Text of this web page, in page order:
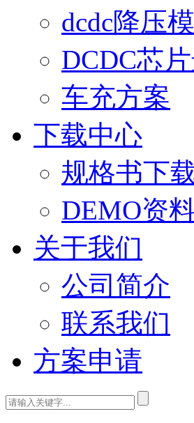
dcdc降压
DCDC芯
车充方案
下载中心
规格书下
DEMO资
关于我们
公司简介
联系我们
方案申请